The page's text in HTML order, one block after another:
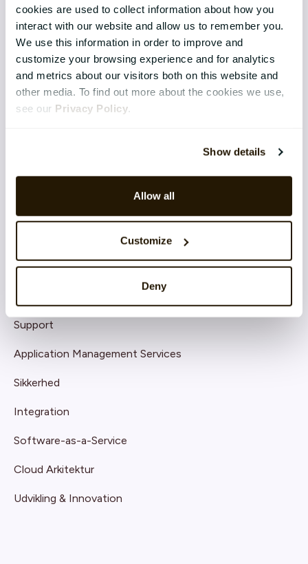
cookies are used to collect information about how you
interact with our website and allow us to remember you.
We use this information in order to improve and
customize your browsing experience and for analytics
and metrics about our visitors both on this website and
other media. To find out more about the cookies we use,
see our Privacy Policy.
Show details
Allow all
Customize
Deny
LØSNINGER
Core HR Management
Continuous Performance
Competence & Learning
Organisation & Culture
TEKNOLOGI & TJENESTER
Support
Application Management Services
Sikkerhed
Integration
Software-as-a-Service
Cloud Arkitektur
Udvikling & Innovation